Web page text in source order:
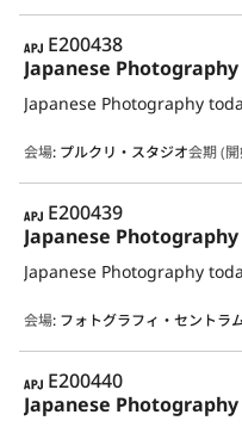
APJ
E200438
Japanese
Japanese Photography
会場: プルクリ・スタジオ会期 (
APJ
E200439
Japanese
Japanese Photography
会場: フォトグラフィ・セントラ
APJ
E200440
Japanese